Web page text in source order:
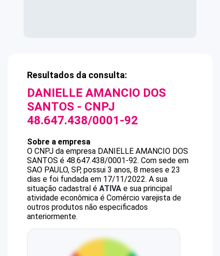
Resultados da consulta:
DANIELLE AMANCIO DOS
SANTOS - CNPJ
48.647.438/0001-92
Sobre a empresa
O CNPJ da empresa DANIELLE AMANCIO DOS
SANTOS é 48.647.438/0001-92. Com sede em
SAO PAULO, SP, possui 3 anos, 8 meses e 23
dias e foi fundada em 17/11/2022. A sua
situação cadastral é ATIVA e sua principal
atividade econômica é Comércio varejista de
outros produtos não especificados
anteriormente.